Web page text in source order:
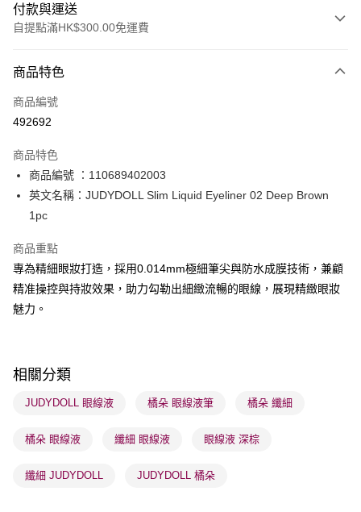
付款與運送
自提點滿HK$300.00免運費
信用卡
Apple Pay
PayMe
WeChat Pay
送貨方式
順豐自助櫃 - 確認發貨後1-3個工作天送達
每筆HK$65.00，滿HK$300.00或以上免運費
每筆HK$65.00，滿HK$300.00或以上免運費
確認發貨後1-3 工作天送達，訂單將隨機分配至SF順豐速運或京東
每筆HK$65.00，滿HK$300.00或以上免運費
(香港門市) 只顯示可選門市。確認發貨後2-5個工作天到店，3天內
商品特色
商品編號
492692
商品特色
商品編號 ：110689402003
英文名稱：JUDYDOLL Slim Liquid Eyeliner 02 Deep Brown
1pc
商品重點
專為精細眼妝打造，採用0.014mm極細筆尖與防水成膜技術，兼顧
精准操控與持妝效果，助力勾勒出細緻流暢的眼線，展現精緻眼妝
魅力。
相關分類
JUDYDOLL 眼線液 橘朵 眼線液筆 橘朵 纖細
橘朵 眼線液 纖細 眼線液 眼線液 深棕
纖細 JUDYDOLL JUDYDOLL 橘朵